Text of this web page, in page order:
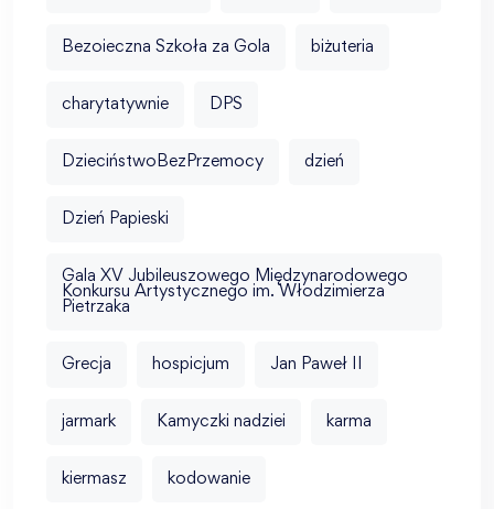
Bezoieczna Szkoła za Gola biżuteria
charytatywnie DPS
DzieciństwoBezPrzemocy dzień
Dzień Papieski
Gala XV Jubileuszowego Międzynarodowego
Konkursu Artystycznego im. Włodzimierza
Pietrzaka
Grecja hospicjum Jan Paweł II
jarmark Kamyczki nadziei karma
kiermasz kodowanie